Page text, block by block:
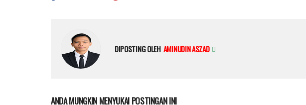
DIPOSTING OLEH AMINUDIN ASZAD
ANDA MUNGKIN MENYUKAI POSTINGAN INI